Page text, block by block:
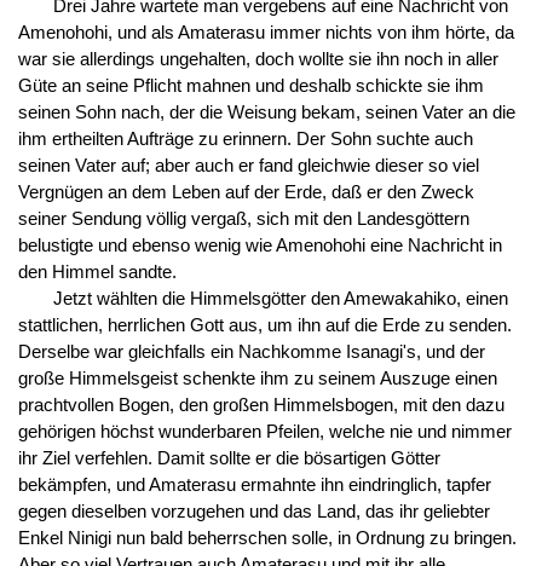
Drei Jahre wartete man vergebens auf eine Nachricht von
Amenohohi, und als Amaterasu immer nichts von ihm hörte, da
war sie allerdings ungehalten, doch wollte sie ihn noch in aller
Güte an seine Pflicht mahnen und deshalb schickte sie ihm
seinen Sohn nach, der die Weisung bekam, seinen Vater an die
ihm ertheilten Aufträge zu erinnern. Der Sohn suchte auch
seinen Vater auf; aber auch er fand gleichwie dieser so viel
Vergnügen an dem Leben auf der Erde, daß er den Zweck
seiner Sendung völlig vergaß, sich mit den Landesgöttern
belustigte und ebenso wenig wie Amenohohi eine Nachricht in
den Himmel sandte.
Jetzt wählten die Himmelsgötter den Amewakahiko, einen
stattlichen, herrlichen Gott aus, um ihn auf die Erde zu senden.
Derselbe war gleichfalls ein Nachkomme Isanagi's, und der
große Himmelsgeist schenkte ihm zu seinem Auszuge einen
prachtvollen Bogen, den großen Himmelsbogen, mit den dazu
gehörigen höchst wunderbaren Pfeilen, welche nie und nimmer
ihr Ziel verfehlen. Damit sollte er die bösartigen Götter
bekämpfen, und Amaterasu ermahnte ihn eindringlich, tapfer
gegen dieselben vorzugehen und das Land, das ihr geliebter
Enkel Ninigi nun bald beherrschen solle, in Ordnung zu bringen.